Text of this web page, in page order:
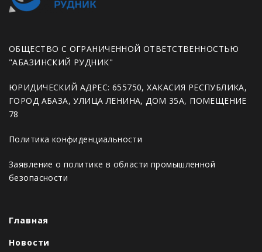
ОБЩЕСТВО С ОГРАНИЧЕННОЙ ОТВЕТСТВЕННОСТЬЮ
"АБАЗИНСКИЙ РУДНИК"
ЮРИДИЧЕСКИЙ АДРЕС: 655750, ХАКАСИЯ РЕСПУБЛИКА,
ГОРОД АБАЗА, УЛИЦА ЛЕНИНА, ДОМ 35А, ПОМЕЩЕНИЕ
78
Политика конфиденциальности
Заявление о политике в области промышленной
безопасности
Главная
Новости